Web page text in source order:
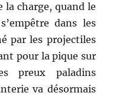
charge, quand le
dans les
par les projectiles
pour la pique sur
preux paladins
va désormais